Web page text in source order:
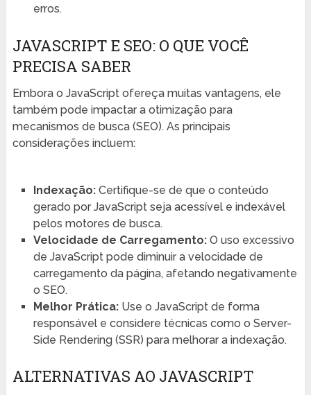
erros.
JAVASCRIPT E SEO: O QUE VOCÊ
PRECISA SABER
Embora o JavaScript ofereça muitas vantagens, ele
também pode impactar a otimização para
mecanismos de busca (SEO). As principais
considerações incluem:
Indexação:Certifique-se de que o conteúdo
gerado por JavaScript seja acessível e indexável
pelos motores de busca.
Velocidade de Carregamento:O uso excessivo
de JavaScript pode diminuir a velocidade de
carregamento da página, afetando negativamente
o SEO.
Melhor Prática:Use o JavaScript de forma
responsável e considere técnicas como o Server-
Side Rendering (SSR) para melhorar a indexação.
ALTERNATIVAS AO JAVASCRIPT